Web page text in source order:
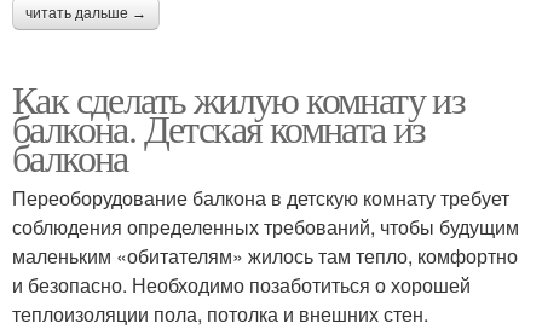
читать дальше →
Как сделать жилую комнату из
балкона. Детская комната из
балкона
Переоборудование балкона в детскую комнату требует
соблюдения определенных требований, чтобы будущим
маленьким «обитателям» жилось там тепло, комфортно
и безопасно. Необходимо позаботиться о хорошей
теплоизоляции пола, потолка и внешних стен.